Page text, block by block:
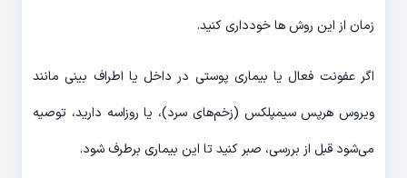
زمان از این روش ها خودداری کنید.
اگر عفونت فعال یا بیماری پوستی در داخل یا اطراف بینی مانند
ویروس هرپس سیمپلکس (زخم‌های سرد)، یا روزاسه دارید، توصیه
می‌شود قبل از بررسی، صبر کنید تا این بیماری برطرف شود.